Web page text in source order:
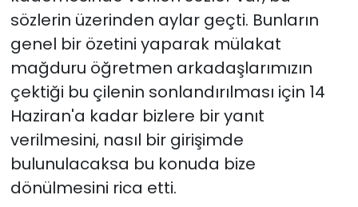
sözlerin üzerinden aylar geçti. Bunların
genel bir özetini yaparak mülakat
mağduru öğretmen arkadaşlarımızın
çektiği bu çilenin sonlandırılması için 14
Haziran'a kadar bizlere bir yanıt
verilmesini, nasıl bir girişimde
bulunulacaksa bu konuda bize
dönülmesini rica etti.